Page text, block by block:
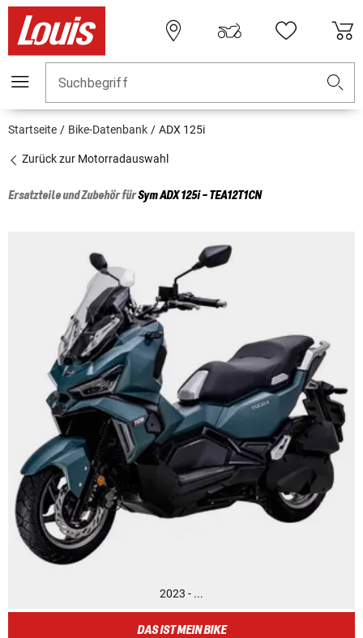
Suchbegriff
Startseite Bike-Datenbank ADX 125i
Zurück zur Motorradauswahl
Ersatzteile und Zubehör fürSymADX 125i - TEA12T1CN
2023 - ...
DAS IST MEIN BIKE